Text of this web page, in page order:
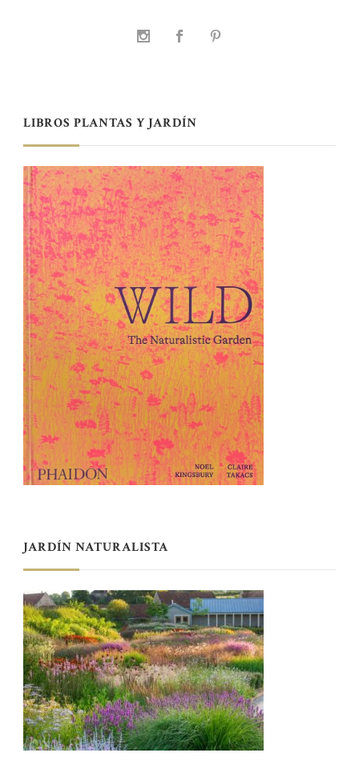
LIBROS PLANTAS Y JARDÍN
JARDÍN NATURALISTA